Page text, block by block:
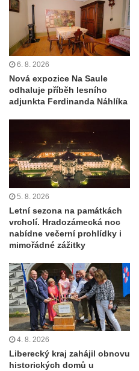
6. 8. 2026
Nová expozice Na Saule
odhaluje příběh lesního
adjunkta Ferdinanda Náhlíka
5. 8. 2026
Letní sezona na památkách
vrcholí. Hradozámecká noc
nabídne večerní prohlídky i
mimořádné zážitky
4. 8. 2026
Liberecký kraj zahájil obnovu
historických domů u